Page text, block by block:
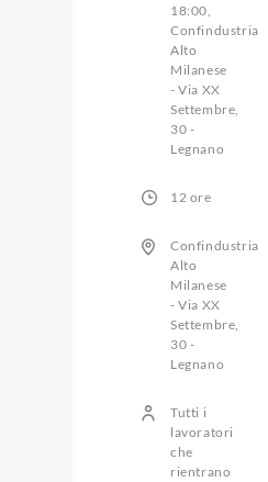
18:00,
Confindustria
Alto
Milanese
- Via XX
Settembre,
30 -
Legnano
12 ore
Confindustria
Alto
Milanese
- Via XX
Settembre,
30 -
Legnano
Tutti i
lavoratori
che
rientrano